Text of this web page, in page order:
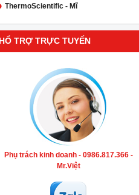
ThermoScientific - Mĩ
HỔ TRỢ TRỰC TUYẾN
Phụ trách kinh doanh - 0986.817.366 -
Mr.Việt